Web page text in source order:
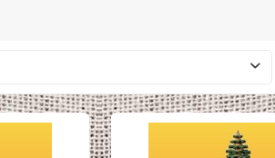
von 10,20 €bis 103,70 €